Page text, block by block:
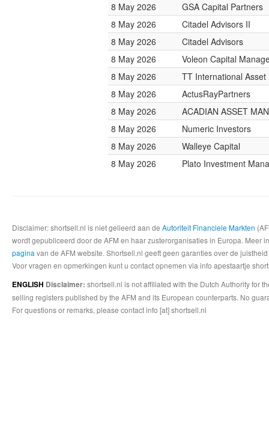
8 May 2026
GSA Capital Partners
8 May 2026
Citadel Advisors II
8 May 2026
Citadel Advisors
8 May 2026
Voleon Capital
8 May 2026
TT International
8 May 2026
ActusRayPartners
8 May 2026
ACADIAN ASSET
8 May 2026
Numeric Investors
8 May 2026
Walleye Capital
8 May 2026
Plato Investment
Disclaimer: shortsell.nl is niet gelieerd aan de Autoriteit Financiele Markten
wordt gepubliceerd door de AFM en haar zusterorganisaties in Europa.
pagina van de AFM website. Shortsell.nl geeft geen garanties over de
Voor vragen en opmerkingen kunt u contact opnemen via info apestaartje
ENGLISH Disclaimer: shortsell.nl is not affiliated with the Dutch Authority for
selling registers published by the AFM and its European counterparts. No
For questions or remarks, please contact info [at] shortsell.nl